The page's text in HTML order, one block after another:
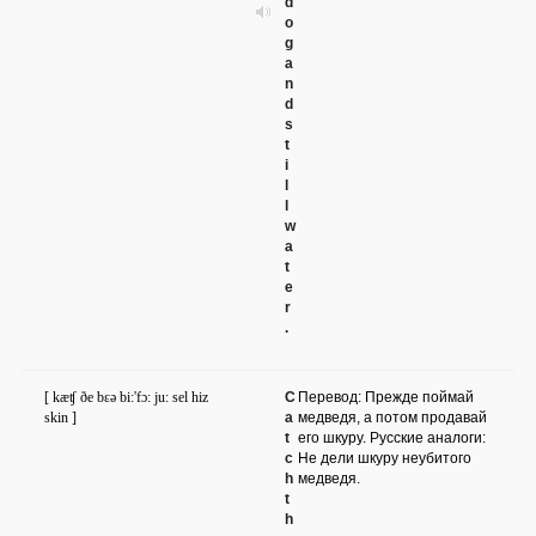
o
g
a
n
d
s
t
i
w
a
t
e
r
.
C
a
t
c
h
t
h
[ kæʧ ðe bɛə bi:'fɔ: ju: sel hiz
skin ]
Перевод: Прежде поймай
медведя, а потом продавай
его шкуру. Русские аналоги:
Не дели шкуру неубитого
медведя.